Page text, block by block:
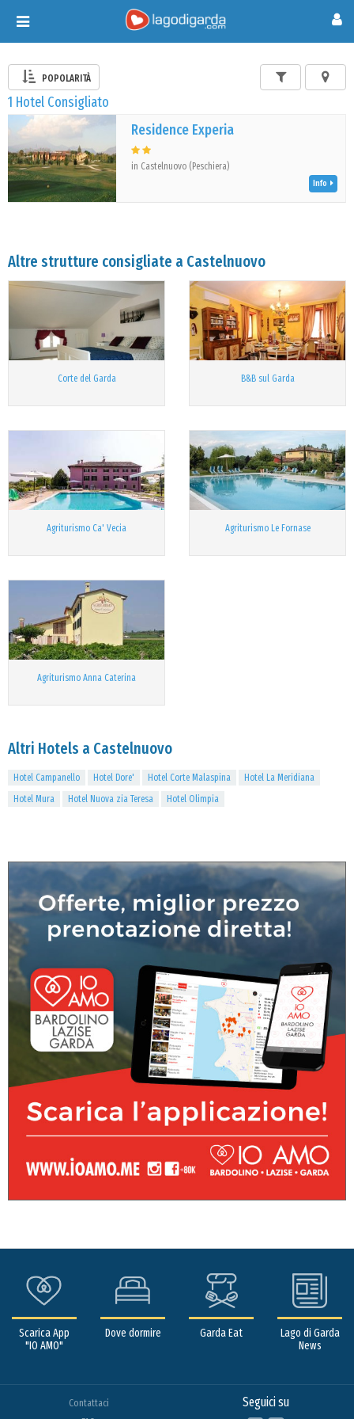
Toggle
navigation
POPOLARITÀ
1 Hotel Consigliato
Residence Experia
in Castelnuovo (Peschiera)
Info
Altre strutture consigliate a Castelnuovo
Corte del Garda B&B sul Garda
Agriturismo Ca' Vecia Agriturismo Le Fornase
Agriturismo Anna Caterina
Altri Hotels a Castelnuovo
Hotel Campanello Hotel Dore' Hotel Corte Malaspina
Hotel La Meridiana
Hotel Mura
Hotel Nuova zia Teresa Hotel Olimpia
Scarica App
"IO AMO"
Dove dormire Garda Eat
Lago di Garda
News
Contattaci
Seguici su